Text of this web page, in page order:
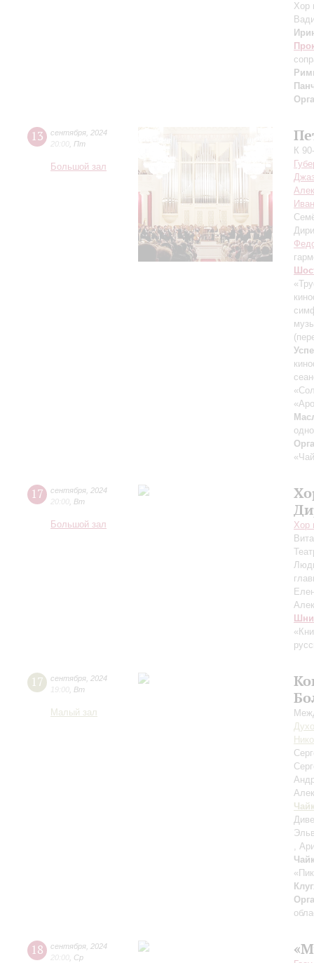
Хор
13 сентября 2024
20:00 Пт
Большой зал
К
17 сентября 2024
20:00 Вт
Большой зал
Хор
17 сентября 2024
19:00 Вт
Малый зал
,
18 сентября 2024
20:00 Ср